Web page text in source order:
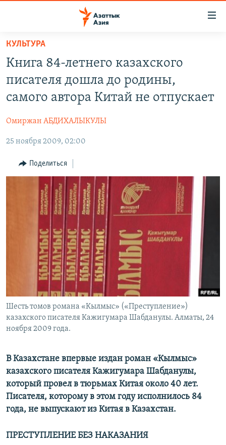
Вернуться
основному
содержанию
главной
навигации
Вернутся
поиску
ТАДЖИКИСТАН
ҚАЗАҚША
КЫРГЫЗЧА
ЎЗБЕКЧА
TÜRKMENÇE
ПОДПИШИТЕСЬ НА НАС В СОЦСЕТЯХ
Все сайты РСЕ/РС
КУЛЬТУРА
Книга 84-летнего казахского
писателя дошла до родины,
самого автора Китай не отпускает
Омиржан АБДИХАЛЫКУЛЫ
25 ноября 2009, 02:00
Поделиться
Шесть томов романа «Кылмыс» («Преступление»)
казахского писателя Кажигумара Шабданулы. Алматы, 24
ноября 2009 года.
В Казахстане впервые издан роман «Кылмыс»
казахского писателя Кажигумара Шабданулы,
который провел в тюрьмах Китая около 40 лет.
Писателя, которому в этом году исполнилось 84
года, не выпускают из Китая в Казахстан.
ПРЕСТУПЛЕНИЕ БЕЗ НАКАЗАНИЯ